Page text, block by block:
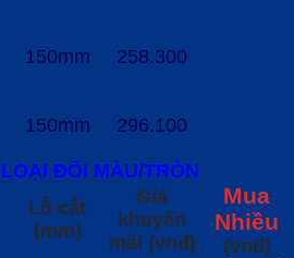
150mm 258.300
150mm 296.100
ĐỔI MÀU/TRÒN
Lỗ cắt
(mm)
Giá
khuyến
mãi (vnđ)
Mua
Nhiều
(vnđ)